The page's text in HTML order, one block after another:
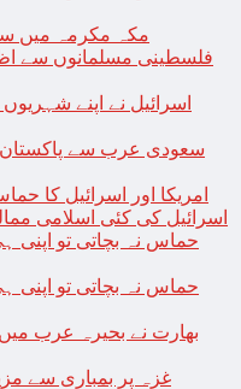
مکہ مکرمہ میں
فلسطینی مسلمانوں سے
اسرائیل نے اپنے
سعودی عرب سے پاکستان
امریکا اور اسرائیل کا
اسرائیل کی کئی اسلامی
حماس نہ بچاتی تو اپنی
حماس نہ بچاتی تو اپنی